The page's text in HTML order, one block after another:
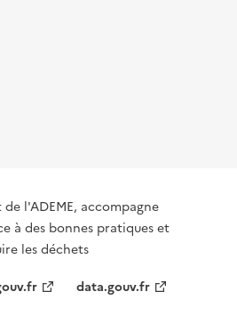
l'ADEME, accompagne
à des bonnes pratiques et
les déchets
data.gouv.fr